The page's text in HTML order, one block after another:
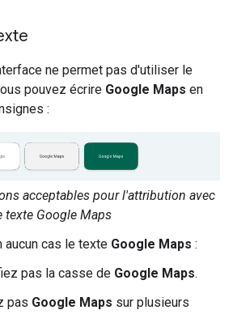
ne permet pas d'utiliser le
pouvez écrire Google Maps en
:
acceptables pour l'attribution avec
texte Google Maps
aucun cas le texte Google Maps :
pas la casse de Google Maps.
pas Google Maps sur plusieurs